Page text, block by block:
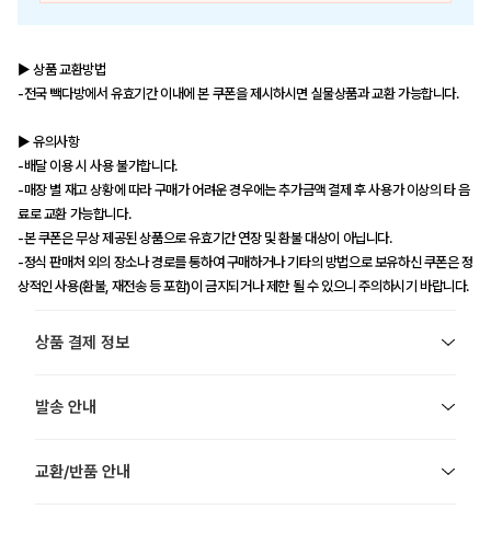
▶ 상품 교환방법
-전국 빽다방에서 유효기간 이내에 본 쿠폰을 제시하시면 실물상품과 교환 가능합니다.
▶ 유의사항
-배달 이용 시 사용 불가합니다.
-매장 별 재고 상황에 따라 구매가 어려운 경우에는 추가금액 결제 후 사용가 이상의 타 음
료로 교환 가능합니다.
-본 쿠폰은 무상 제공된 상품으로 유효기간 연장 및 환불 대상이 아닙니다.
-정식 판매처 외의 장소나 경로를 통하여 구매하거나 기타의 방법으로 보유하신 쿠폰은 정
상적인 사용(환불, 재전송 등 포함)이 금지되거나 제한 될 수 있으니 주의하시기 바랍니다.
상품 결제 정보
발송 안내
교환/반품 안내